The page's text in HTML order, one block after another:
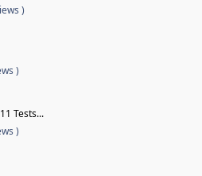
)
)
Tests...
)